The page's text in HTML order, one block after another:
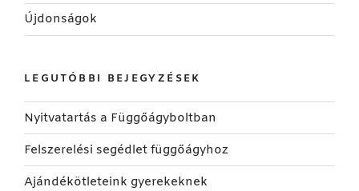
Újdonságok
LEGUTÓBBI BEJEGYZÉSEK
Nyitvatartás a Függőágyboltban
Felszerelési segédlet függőágyhoz
Ajándékötleteink gyerekeknek